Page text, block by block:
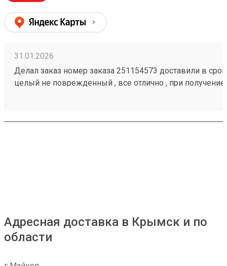
31.01.2026
Делал заказ номер заказа 251154573 доставили в
целый не поврежденный , все отлично , при
Адресная доставка в Крымск и по
области